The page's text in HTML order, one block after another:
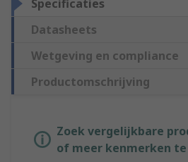
Specificaties
Datasheets
Wetgeving en compliance
Productomschrijving
Zoek vergelijkbare
of meer kenmerken